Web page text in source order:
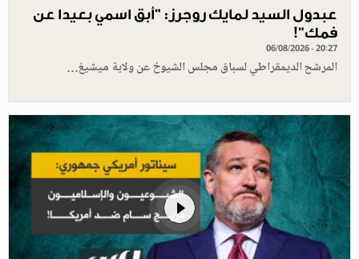
عبدول السيد لمايك روجرز: "أبق اسمي بعيدا عن
فمك"!
06/08/2026 - 20:27
المرشح الديمقراطي لسباق مجلس الشيوخ عن ولاية ميشيغ…